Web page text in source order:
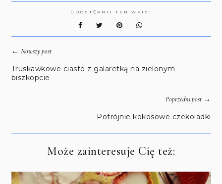
UDOSTĘPNIJ TEN WPIS:
← Nowszy post
Truskawkowe ciasto z galaretką na zielonym
biszkopcie
Poprzedni post→
Potrójnie kokosowe czekoladki
Może zainteresuje Cię też: